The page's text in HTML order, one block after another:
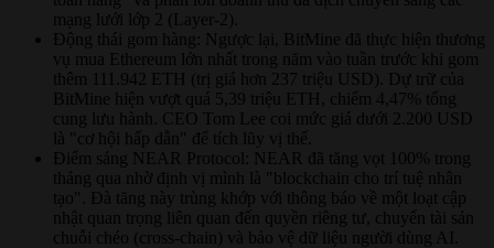
mạng lưới lớp 2 (Layer-2).
Động thái gom hàng: Ngược lại, BitMine đã thực hiện thương
vụ mua Ethereum lớn nhất trong năm vào tuần trước khi gom
thêm 111.942 ETH (trị giá hơn 237 triệu USD). Dự trữ của
BitMine hiện vượt quá 5,39 triệu ETH, chiếm 4,47% tổng
cung lưu hành. CEO Tom Lee coi mức giá dưới 2.200 USD
là "cơ hội hấp dẫn" để tích lũy vị thế.
Điểm sáng NEAR Protocol: NEAR đã tăng vọt 100% trong
tháng qua nhờ định vị mình là "blockchain cho trí tuệ nhân
tạo". Đà tăng này trùng khớp với thông báo về một loạt cập
nhật quan trọng liên quan đến quyền riêng tư, chuyển tài sản
chuỗi chéo (cross-chain) và bảo vệ dữ liệu người dùng AI.